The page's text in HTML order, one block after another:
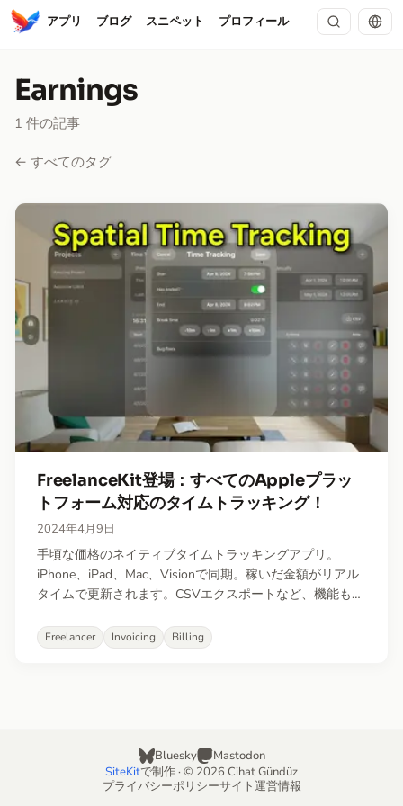
アプリ ブログ スニペット プロフィール
Earnings
1 件の記事
← すべてのタグ
FreelanceKit登場：すべてのAppleプラッ
トフォーム対応のタイムトラッキング！
2024年4月9日
手頃な価格のネイティブタイムトラッキングアプリ。
iPhone、iPad、Mac、Visionで同期。稼いだ金額がリアル
タイムで更新されます。CSVエクスポートなど、機能も充
Freelancer Invoicing Billing
Bluesky
Mastodon
SiteKitで制作 · © 2026 Cihat Gündüz
プライバシーポリシーサイト運営情報